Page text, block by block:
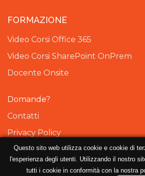
FORMAZIONE
Video Corsi Office 365
Video Corsi SharePoint OnPrem
Docente Onsite
Domande?
Contatti
Privacy Policy
Cookie Policy
Questo sito web utilizza cookie e cookie di
l'esperienza degli utenti. Utilizzando il nostro
tutti i cookie in conformità con la nostra